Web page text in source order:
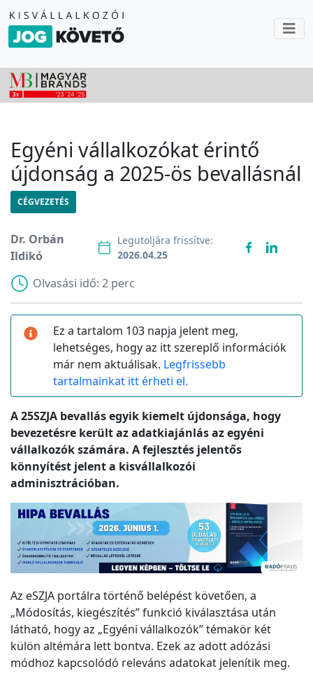
Egyéni vállalkozókat érintő
újdonság a 2025-ös bevallásnál
CÉGVEZETÉS
Dr. Orbán
Ildikó
Legutoljára frissítve:
2026.04.25
Olvasási idő: 2 perc
Ez a tartalom 103 napja jelent meg,
lehetséges, hogy az itt szereplő információk
már nem aktuálisak. Legfrissebb
tartalmainkat itt érheti el.
A 25SZJA bevallás egyik kiemelt újdonsága, hogy
bevezetésre került az adatkiajánlás az egyéni
vállalkozók számára. A fejlesztés jelentős
könnyítést jelent a kisvállalkozói
adminisztrációban.
Az eSZJA portálra történő belépést követően, a
„Módosítás, kiegészítés” funkció kiválasztása után
látható, hogy az „Egyéni vállalkozók” témakör két
külön altémára lett bontva. Ezek az adott adózási
módhoz kapcsolódó releváns adatokat jelenítik meg.